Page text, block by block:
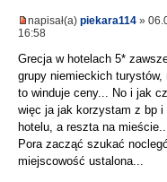
napisał(a) piekara114 »
16:58
Grecja w hotelach 5*
grupy niemieckich
to winduje ceny... No i jak
więc ja jak korzystam z bp
hotelu, a reszta na
Pora zacząć szukać
miejscowość ustalona...